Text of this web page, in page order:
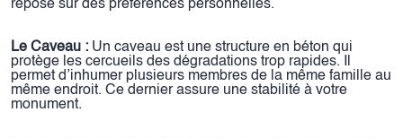
repose sur des préférences personnelles.
Le Caveau : Un caveau est une structure en béton qui
protège les cercueils des dégradations trop rapides. Il
permet d’inhumer plusieurs membres de la même famille au
même endroit. Ce dernier assure une stabilité à votre
monument.